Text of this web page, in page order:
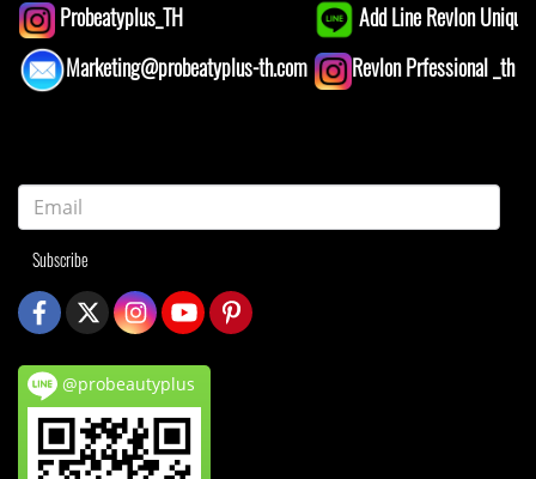
Probeatyplus_TH
Add Line Revlon
Marketing@probeatyplus-th.com
Revlon Prfessional _th
Subscribe
@probeautyplus